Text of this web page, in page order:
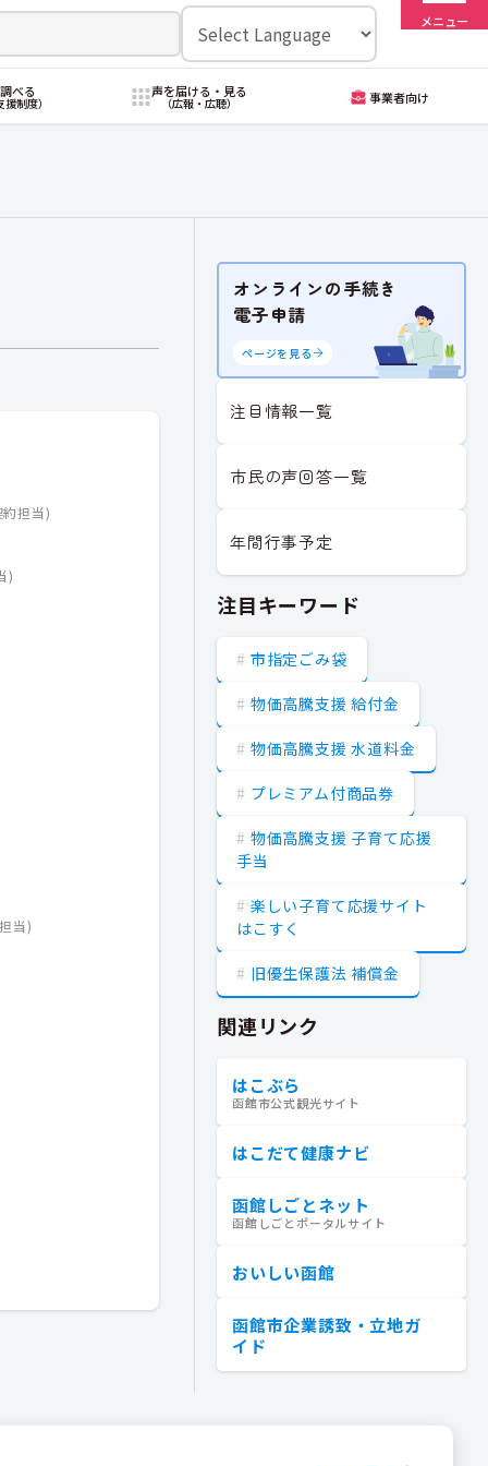
メニュー
べる
援制度）
声を届ける・見る
（広報・広聴） 事業者向け
約担当)
)
当)
オンラインの手続き
電子申請
ページを見る
注目情報一覧
市民の声回答一覧
年間行事予定
注目キーワード
市指定ごみ袋
物価高騰支援 給付金
物価高騰支援 水道料金
プレミアム付商品券
物価高騰支援 子育て応援
手当
楽しい子育て応援サイト
はこすく
旧優生保護法 補償金
関連リンク
はこぶら
函館市公式観光サイト
はこだて健康ナビ
函館しごとネット
函館しごとポータルサイト
おいしい函館
函館市企業誘致・立地ガ
イド